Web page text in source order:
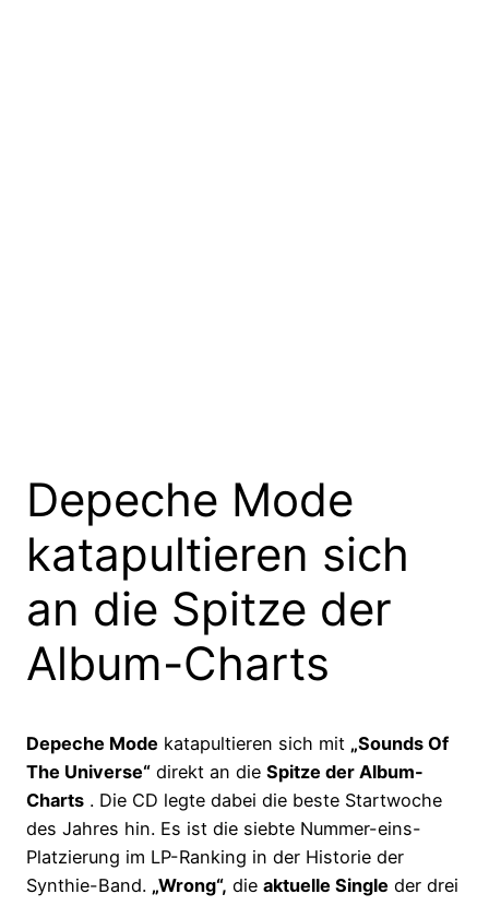
Depeche Mode
katapultieren sich
an die Spitze der
Album-Charts
Depeche Mode katapultieren sich mit „Sounds Of
The Universe“ direkt an die Spitze der Album-
Charts . Die CD legte dabei die beste Startwoche
des Jahres hin. Es ist die siebte Nummer-eins-
Platzierung im LP-Ranking in der Historie der
Synthie-Band. „Wrong“, die aktuelle Single der drei